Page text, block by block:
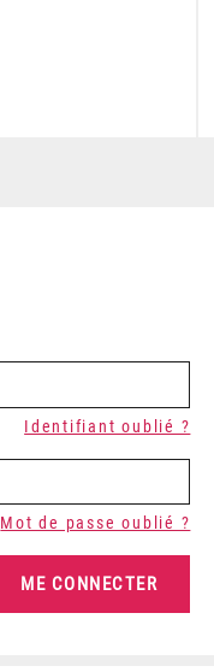
Identifiant oublié ?
Mot de passe oublié ?